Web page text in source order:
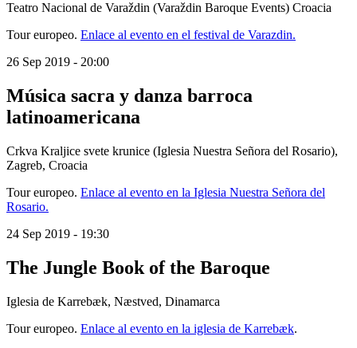
Teatro Nacional de Varaždin (Varaždin Baroque Events) Croacia
Tour europeo. Enlace al evento en el festival de Varazdin.
26 Sep 2019 - 20:00
Música sacra y danza barroca
latinoamericana
Crkva Kraljice svete krunice (Iglesia Nuestra Señora del Rosario),
Zagreb, Croacia
Tour europeo. Enlace al evento en la Iglesia Nuestra Señora del
Rosario.
24 Sep 2019 - 19:30
The Jungle Book of the Baroque
Iglesia de Karrebæk, Næstved, Dinamarca
Tour europeo. Enlace al evento en la iglesia de Karrebæk.